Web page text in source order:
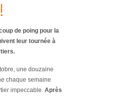
de poing pour la
leur tournée à
une douzaine
chaque semaine
impeccable. Après